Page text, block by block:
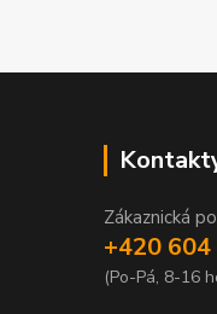
Zákaznická
+420
(Po-Pá, 8-16